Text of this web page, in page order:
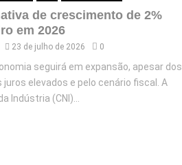
de crescimento de 2%
em 2026
23 de julho de 2026 0
seguirá em expansão, apesar dos
elevados e pelo cenário fiscal. A
Indústria (CNI)...